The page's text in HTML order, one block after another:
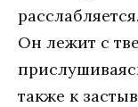
Он лежит с
также к